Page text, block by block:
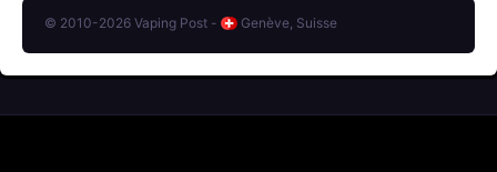
© 2010-2026 Vaping Post - Genève, Suisse